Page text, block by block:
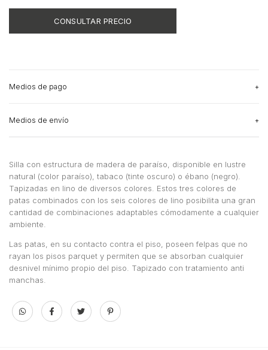
Medios de pago
Medios de envío
Silla con estructura de madera de paraíso, disponible en lustre
natural (color paraíso), tabaco (tinte oscuro) o ébano (negro).
Tapizadas en lino de diversos colores. Estos tres colores de
patas combinados con los seis colores de lino posibilita una gran
cantidad de combinaciones adaptables cómodamente a cualquier
ambiente.
Las patas, en su contacto contra el piso, poseen felpas que no
rayan los pisos parquet y permiten que se absorban cualquier
desnivel mínimo propio del piso. Tapizado con tratamiento anti
manchas.